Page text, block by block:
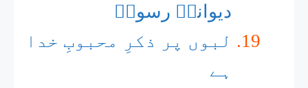
دیوانۂ رسولؐ
لبوں پر ذکرِ محبوبِ خدا
ہے